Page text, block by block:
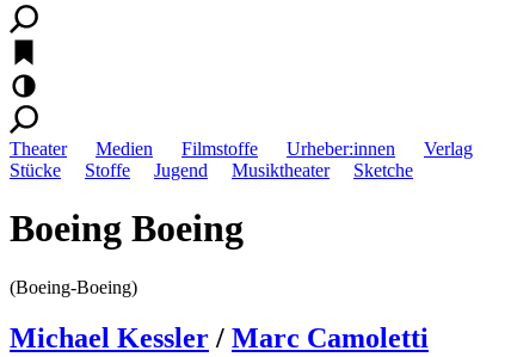
Theater Medien Filmstoffe Urheber:innen
Verlag
Stücke
Stoffe Jugend Musiktheater Sketche
Boeing Boeing
(Boeing-Boeing)
Michael Kessler / Marc Camoletti